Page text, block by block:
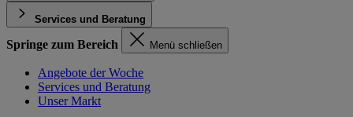
Services und Beratung
Springe zum Bereich Menü schließen
Angebote der Woche
Services und Beratung
Unser Markt